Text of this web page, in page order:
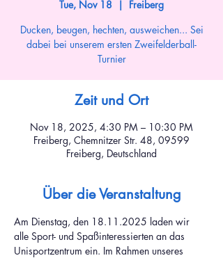
Tue, Nov 18
  |
Freiberg
Ducken, beugen, hechten, ausweichen... Sei
dabei bei unserem ersten Zweifelderball-
Turnier
Zeit und Ort
Nov 18, 2025, 4:30 PM – 10:30 PM
Freiberg, Chemnitzer Str. 48, 09599
Freiberg, Deutschland
Über die Veranstaltung
Am Dienstag, den 18.11.2025 laden wir
alle Sport- und Spaßinteressierten an das
Unisportzentrum ein. Im Rahmen unseres